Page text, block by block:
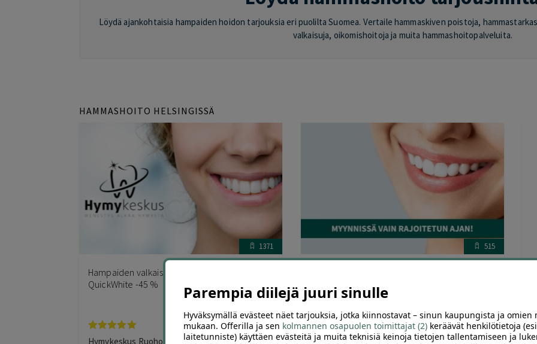
Löydä ajankohtaisia hampaiden hoidon tarjouksia eri puolilta Suomea. Vertaile hammaskiven poistoja,
valkaisuja, oikomishoitoja ja muita hammashoitopalveluita.
HAMMASHOITO HELSINGISSÄ
1371
Hampaiden valkaisu Helsingissä – Hymykeskus
QuickWhite -45 %
Arvostelu
Hymykeskus Ruoholahti, Helsinki
515
Arvostelu
Hammaslääkärikeskus Dentarium Oy Kluuvi,
Parempia diilejä juuri sinulle
Hyväksymällä evästeet näet tarjouksia, jotka kiinnostavat – sinun kaupungista ja omien
mukaan. Offerilla ja sen kolmannen osapuolen toimittajat (2) keräävät henkilötietoja
laitetunniste) käyttäen evästeitä ja muita teknisiä keinoja tietojen tallentamiseen ja